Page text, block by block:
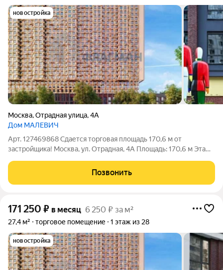
новостройка
Москва,Отрадная улица,4А
Дом МАЛЕВИЧ
Арт. 127469868 Сдается торговая площадь 170,6 м от
застройщика! Москва, ул. Отрадная, 4А Площадь: 170,6 м Этаж:
Владыкино (23 мин.), Ботанический сад (5 мин.) Аренда
торгового помещения площадью
Позвонить
171 250 ₽ в месяц 6 250 ₽ за м²
27,4 м² торговое помещение 1 этаж из 28
новостройка